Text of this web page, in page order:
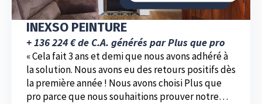
INEXSO PEINTURE
+ 136 224 € de C.A. générés par Plus que pro
« Cela fait 3 ans et demi que nous avons adhéré à
la solution. Nous avons eu des retours positifs dès
la première année ! Nous avons choisi Plus que
pro parce que nous souhaitions prouver notre